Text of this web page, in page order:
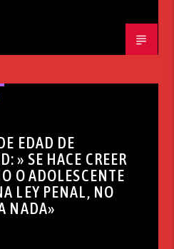
EDAD DE
» SE HACE CREER
O ADOLESCENTE
LEY PENAL, NO
NADA»